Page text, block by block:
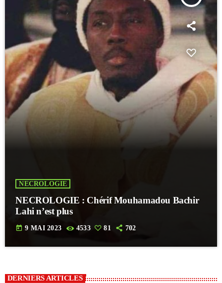
NECROLOGIE
NECROLOGIE : Chérif Mouhamadou Bachir
Lahi n’est plus
today 9 MAI 2023 4533 81 702
DERNIERS ARTICLES